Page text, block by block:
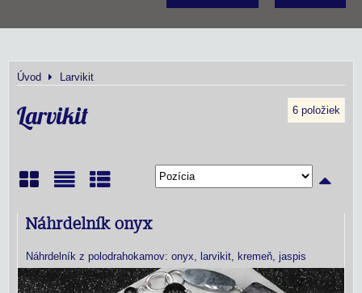
Úvod Larvikit
Larvikit 6 položiek
MriežkaZoznamTabuľka
Náhrdelník onyx
Náhrdelník z polodrahokamov: onyx, larvikit, kremeň, jaspis